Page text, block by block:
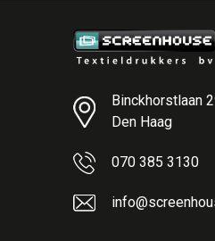
Binckhorstlaan
Den Haag
070 385 3130